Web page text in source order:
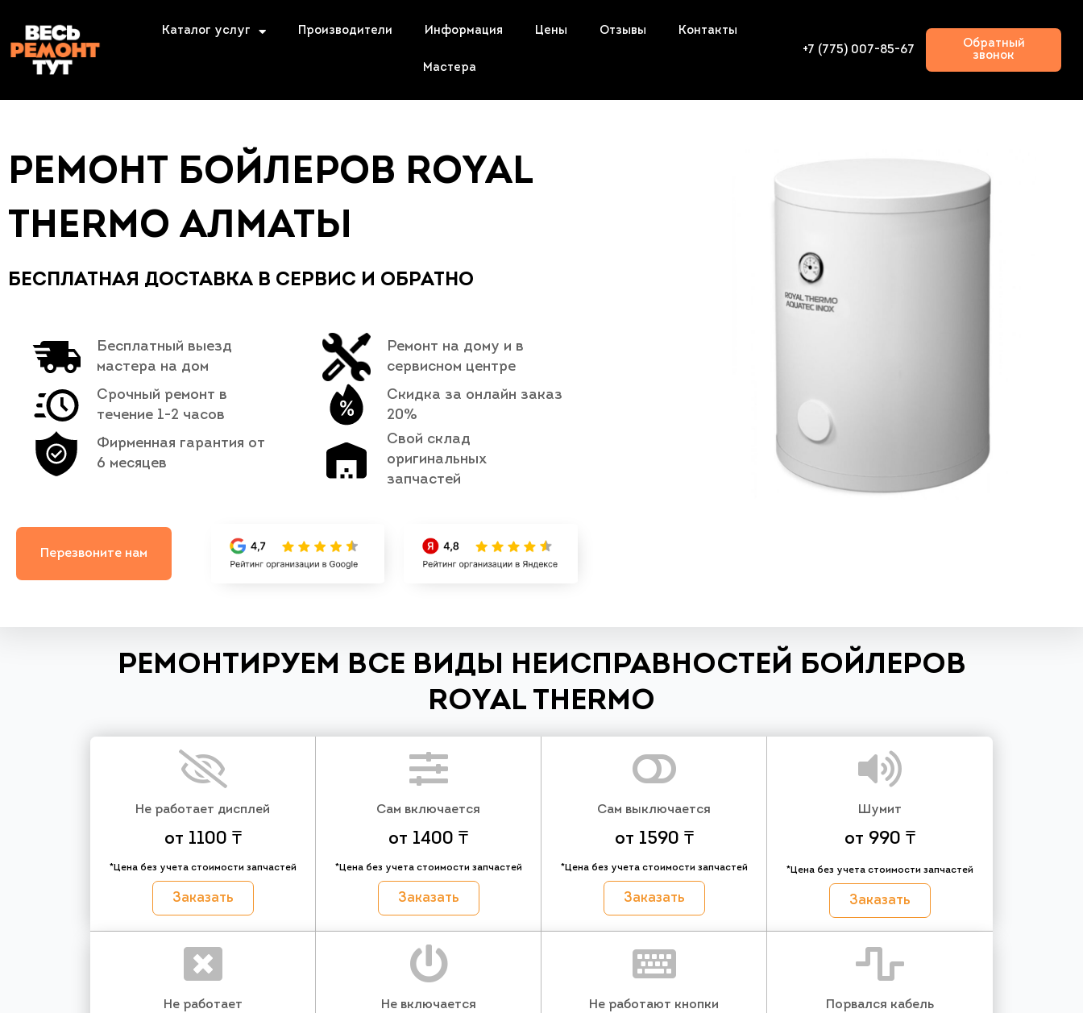
Каталог услуг Производители Информация Цены Отзывы Контакты
Мастера
+7 (775) 007-85-67
Обратный
звонок
РЕМОНТ БОЙЛЕРОВ ROYAL
THERMO АЛМАТЫ
БЕСПЛАТНАЯ ДОСТАВКА В СЕРВИС И ОБРАТНО
Бесплатный выезд
мастера на дом
Срочный ремонт в
течение 1-2 часов
Фирменная гарантия от
6 месяцев
Ремонт на дому и в
сервисном центре
Скидка за онлайн заказ
20%
Свой склад
оригинальных
запчастей
Перезвоните нам
РЕМОНТИРУЕМ ВСЕ ВИДЫ НЕИСПРАВНОСТЕЙ БОЙЛЕРОВ
ROYAL THERMO
Не работает дисплей
от 1100 ₸
*Цена без учета стоимости запчастей
Заказать
Сам включается
от 1400 ₸
*Цена без учета стоимости запчастей
Заказать
Сам выключается
от 1590 ₸
*Цена без учета стоимости запчастей
Заказать
Шумит
от 990 ₸
*Цена без учета стоимости запчастей
Заказать
Не работает Не включается Не работают кнопки Порвался кабель